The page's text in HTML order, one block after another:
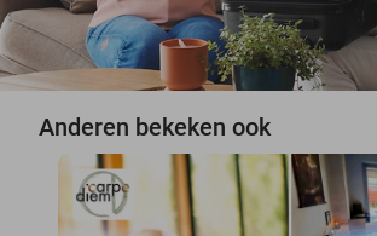
Anderen bekeken ook